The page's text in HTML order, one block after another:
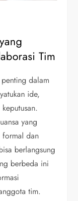
Tim
dalam
ide,
yang
formal dan
berlangsung
berbeda ini
tim.